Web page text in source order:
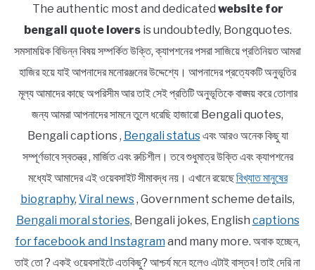
The authentic most and dedicated website for
bengali quote loversis undoubtedly, Bongquotes.
সমসাময়িক বিভিন্ন বিষয় সম্পর্কিত উক্তি, ক্যাপশনের পসরা সাজিয়ে প্রতিনিয়ত আমরা
হাজির হয়ে যাই আপনাদের মনোরঞ্জনের উদ্দেশ্যে। আপনাদের প্রত্যেকটি অনুভূতির
মূল্য আমাদের কাছে অপরিসীম আর তাই সেই প্রতিটি অনুভূতিকে বাঙ্ময় করে তোলার
জন্য আমরা আপনাদের সামনে তুলে ধরেছি হাজারো Bengali quotes,
Bengali captions , Bengali statusএবং আরও অনেক কিছু যা
সম্পূর্ণভাবে স্বতন্ত্র , মার্জিত এবং রুচিশীল। তবে শুধুমাত্র উক্তি এবং ক্যাপশনের
মধ্যেই আমাদের এই ওয়েবসাইট সীমাবদ্ধ নয়। এখানে রয়েছেবিখ্যাত মানুষের
biography, Viral news, Government scheme details,
Bengali moral stories, Bengali jokes, English captions
for facebook and Instagram and many more. অবাক হচ্ছেন,
তাই তো ? একই ওয়েবসাইটে এতকিছু? আশ্চর্য মনে হলেও এটাই বাস্তব ! তাই দেরি না